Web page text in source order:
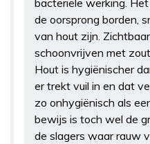
de oorsprong borden,
van hout zijn.
schoonvrijven met
Hout is hygiënischer
er trekt vuil in en dat
zo onhygiënisch als
bewijs is toch wel de
de slagers waar rauw